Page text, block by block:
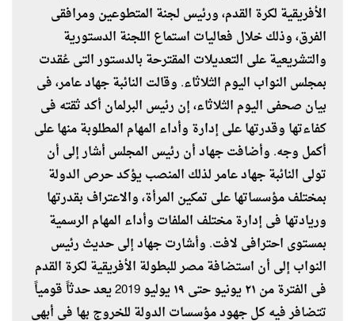
الأفريقية لكرة القدم، ورئيس لجنة المتطوعين ومرافقى
الفرق، وذلك خلال فعاليات استماع اللجنة الدستورية
والتشريعية على التعديلات المقترحة بالدستور التى عُقدت
بمجلس النواب اليوم الثلاثاء. وقالت النائبة جهاد عامر، فى
بيان صحفى اليوم الثلاثاء، إن رئيس البرلمان أكد ثقته فى
كفاءتها وقدرتها على إدارة وأداء المهام المطلوبة منها على
أكمل وجه. وأضافت جهاد أن رئيس المجلس أشار إلى أن
تولى النائبة جهاد عامر لذلك المنصب يؤكد حرص الدولة
بمختلف مؤسساتها على تمكين المرأة، والاعتراف بقدرتها
وريادتها فى إدارة مختلف الملفات وأداء المهام الرسمية
بمستوى احترافى لافت. وأشارت جهاد إلى حديث رئيس
النواب إلى أن استضافة مصر للبطولة الأفريقية لكرة القدم
فى الفترة من ٢١ يونيو حتى ١٩ يوليو 2019 يعد حدثاً قومياً
تتضافر فيه كل جهود مؤسسات الدولة للخروج بها فى أبهى